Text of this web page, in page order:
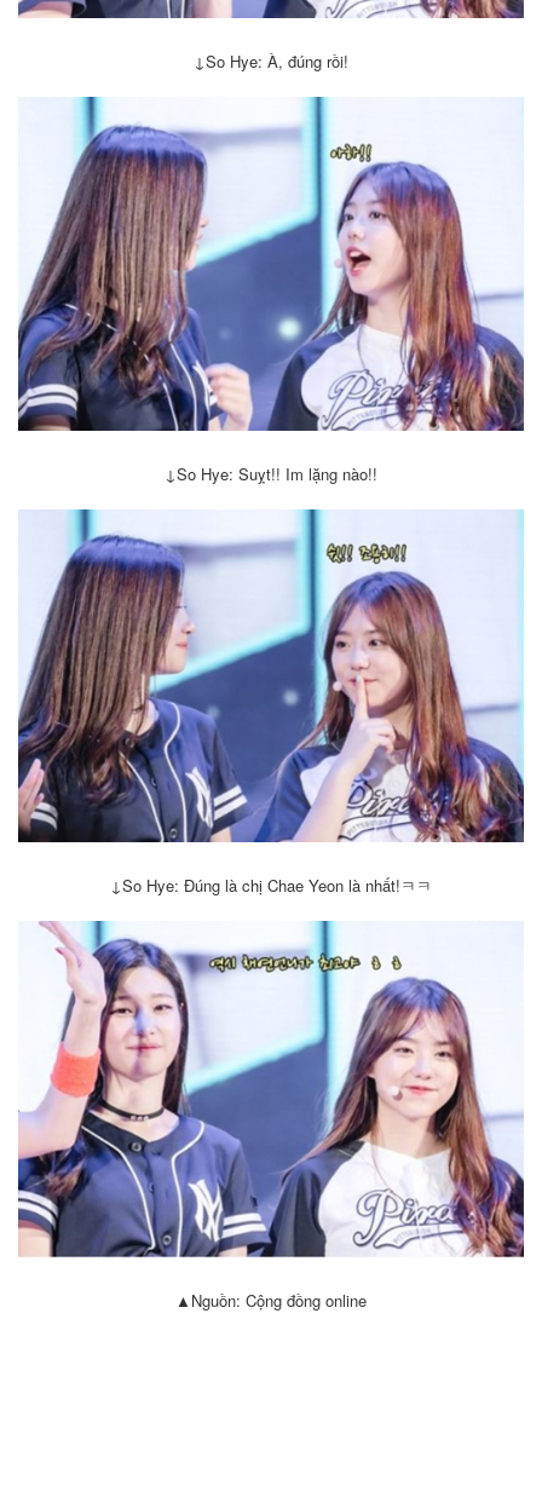
↓ So Hye: À, đúng rồi!
↓ So Hye: Suỵt!! Im lặng nào!!
↓So Hye: Đúng là chị Chae Yeon là nhất!ㅋㅋ
▲Nguồn: Cộng đồng online